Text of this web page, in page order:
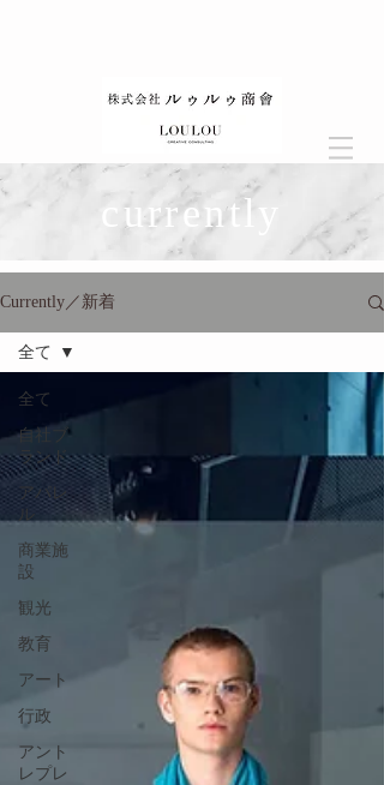
currently
Currently／新着
全て
自社ブ
ランド
アパレ
ル
商業施
設
観光
教育
アート
行政
アント
レプレ
全て